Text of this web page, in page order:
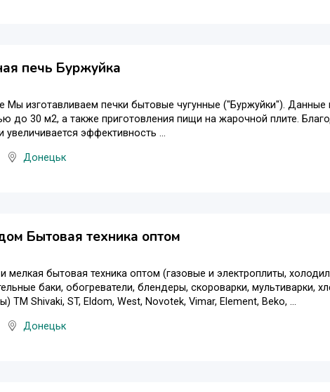
печь Буржуйка
Мы изготавливаем печки бытовые чугунные ("Буржуйки").
до 30 м2, а также приготовления пищи на жарочной плите.
увеличивается эффективность ...
Донецьк
Бытовая техника оптом
мелкая бытовая техника оптом (газовые и электроплиты,
баки, обогреватели, блендеры, скороварки, мультиварки,
ТМ Shivaki, ST, Eldom, West, Novotek, Vimar, Element, Beko, ...
Донецьк